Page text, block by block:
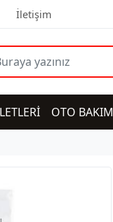
İletişim
OTO BAKIM